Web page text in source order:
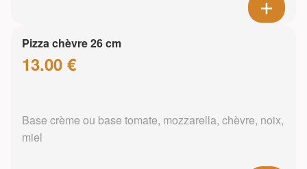
Pizza chèvre 26 cm
13.00 €
Base crème ou base tomate, mozzarella, chèvre, noix,
miel